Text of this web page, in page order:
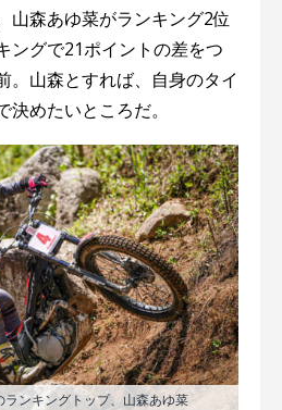
山森あゆ菜がランキング2位
ングで21ポイントの差をつ
。山森とすれば、自身のタイ
決めたいところだ。
ランキングトップ、山森あゆ菜